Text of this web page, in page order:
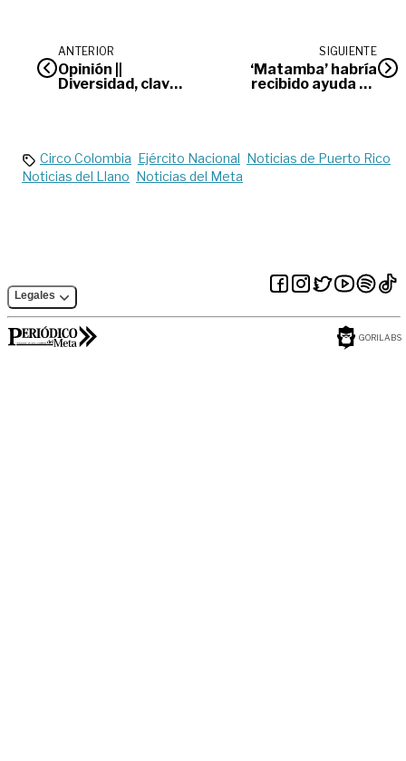
ANTERIOR
Opinión ||
Diversidad, clave
SIGUIENTE
‘Matamba’ habría
recibido ayuda de
Circo Colombia Ejército Nacional Noticias de Puerto Rico
Noticias del Llano Noticias del Meta
Legales
GORILABS